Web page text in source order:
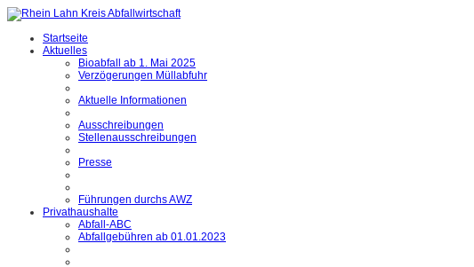
Startseite
Aktuelles
Bioabfall ab 1. Mai 2025
Verzögerungen Müllabfuhr
Aktuelle Informationen
Ausschreibungen
Stellenausschreibungen
Presse
Führungen durchs AWZ
Privathaushalte
Abfall-ABC
Abfallgebühren ab 01.01.2023